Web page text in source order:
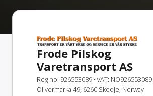
Frode Pilskog
Varetransport AS
Reg no: 926553089 · VAT: NO926553089
Olivermarka 49, 6260 Skodje, Norway